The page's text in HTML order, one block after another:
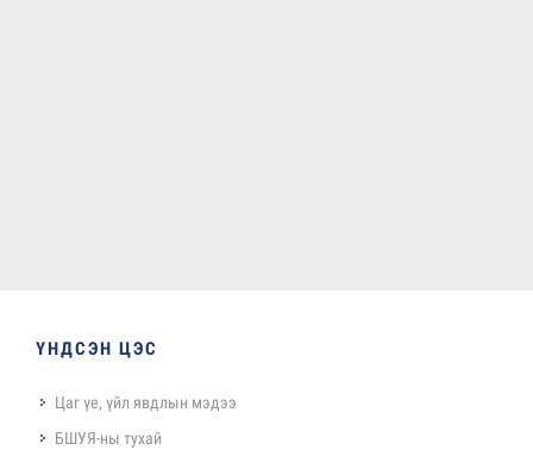
ҮНДСЭН ЦЭС
Цаг үе, үйл явдлын мэдээ
БШУЯ-ны тухай